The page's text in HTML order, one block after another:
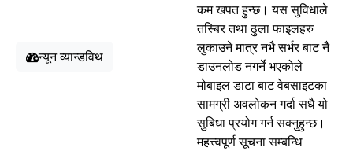
न्यून व्यान्डविथ
कम खपत हुन्छ। यस सुविधाले
तस्बिर तथा ठुला फाइलहरु
लुकाउने मात्र नभै सर्भर बाट नै
डाउनलोड नगर्ने भएकोले
मोबाइल डाटा बाट वेबसाइटका
सामग्री अवलोकन गर्दा सधै यो
सुबिधा प्रयोग गर्न सक्नुहुन्छ।
महत्त्वपूर्ण सूचना सम्बन्धि